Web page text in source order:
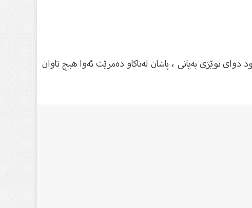
نوێژی بەیانی ، پاشان لەناکاو دەمرێت ئەوا هیچ تاوان